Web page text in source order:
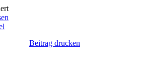
Beitrag drucken